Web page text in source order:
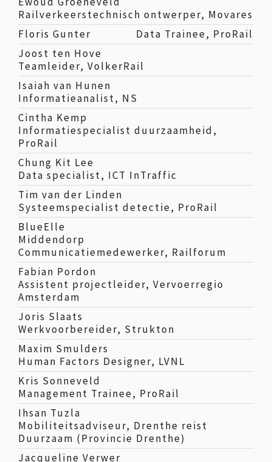
Railverkeerstechnisch ontwerper, Movares
Floris Gunter
Data Trainee, ProRail
Joost ten Hove
Teamleider, VolkerRail
Isaiah van Hunen
Informatieanalist, NS
Cintha Kemp
Informatiespecialist duurzaamheid,
ProRail
Chung Kit Lee
Data specialist, ICT InTraffic
Tim van der Linden
Systeemspecialist detectie, ProRail
BlueElle
Middendorp
Communicatiemedewerker, Railforum
Fabian Pordon
Assistent projectleider, Vervoerregio
Amsterdam
Joris Slaats
Werkvoorbereider, Strukton
Maxim Smulders
Human Factors Designer, LVNL
Kris Sonneveld
Management Trainee, ProRail
Ihsan Tuzla
Mobiliteitsadviseur, Drenthe reist
Duurzaam (Provincie Drenthe)
Jacqueline Verwer